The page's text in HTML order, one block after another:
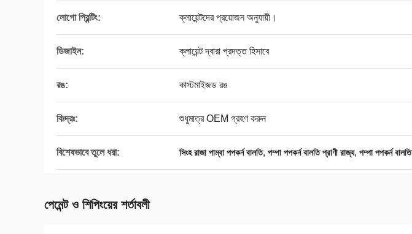
লোগো প্রিন্টিং: ক্লায়েন্টদের প্রয়োজন অনুযায়ী।
ডিজাইন: ক্লায়েন্ট দ্বারা প্রদত্ত হিসাবে
রঙ: কাস্টমাইজড রঙ
বিঃদ্রঃ: শুধুমাত্র OEM গ্রহণ করুন
বিশেষভাবে তুলে ধরা: সিংহ রাজা পাম্বা পপকর্ন বালতি, পম্পা পপকর্ন বালতি প্রাণী রাজ্য, পম্পা পপকর্ন বালতি
পেমেন্ট ও শিপিংয়ের শর্তাবলী